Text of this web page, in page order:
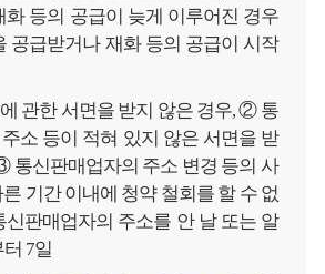
화 등의 공급이 늦게 이루어진 경우
공급받거나 재화 등의 공급이 시작
관한 서면을 받지 않은 경우, ② 통
소 등이 적혀 있지 않은 서면을 받
통신판매업자의 주소 변경 등의 사
기간 이내에 청약 철회를 할 수 없
신판매업자의 주소를 안 날 또는 알
7일